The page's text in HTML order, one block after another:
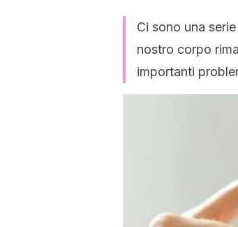
Ci sono una
nostro corpo
importanti